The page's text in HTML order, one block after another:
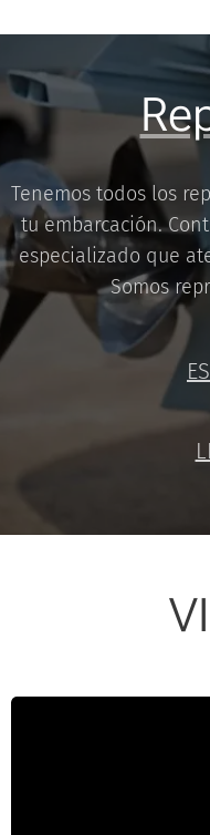
Tenemos todos los
tu embarcación.
especializado que
Somos